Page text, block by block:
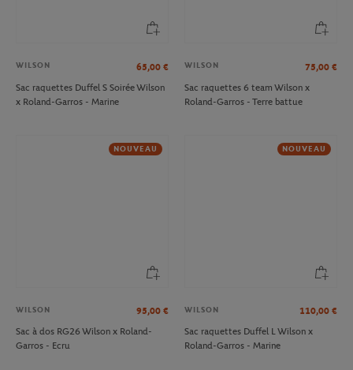
WILSON 65,00 €
Sac raquettes Duffel S Soirée Wilson
x Roland-Garros - Marine
WILSON 75,00 €
Sac raquettes 6 team Wilson x
Roland-Garros - Terre battue
NOUVEAU
WILSON 95,00 €
Sac à dos RG26 Wilson x Roland-
Garros - Ecru
NOUVEAU
WILSON 110,00 €
Sac raquettes Duffel L Wilson x
Roland-Garros - Marine